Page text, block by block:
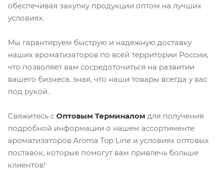
обеспечивая закупку продукции оптом на лучших
условиях.
Мы гарантируем быструю и надежную доставку
наших ароматизаторов по всей территории России,
что позволяет вам сосредоточиться на развитии
вашего бизнеса, зная, что наши товары всегда у вас
под рукой.
Свяжитесь с Оптовым Терминалом для получения
подробной информации о нашем ассортименте
ароматизаторов Aroma Top Line и условиях оптовых
поставок, которые помогут вам привлечь больше
клиентов!